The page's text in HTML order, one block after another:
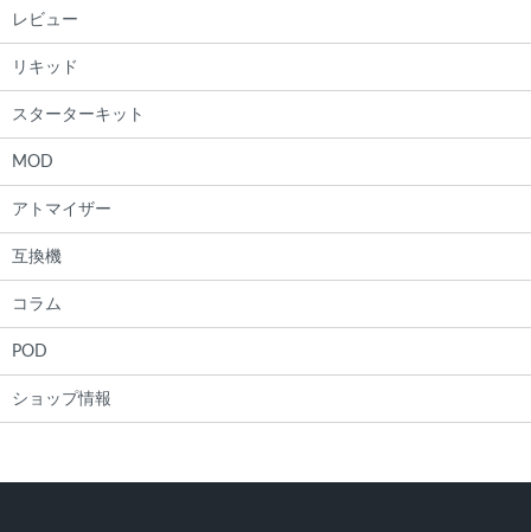
レビュー
リキッド
スターターキット
MOD
アトマイザー
互換機
コラム
POD
ショップ情報